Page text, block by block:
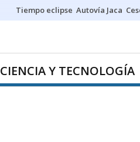
Tiempo eclipse Autovía Jaca
CIENCIA Y TECNOLOGÍA